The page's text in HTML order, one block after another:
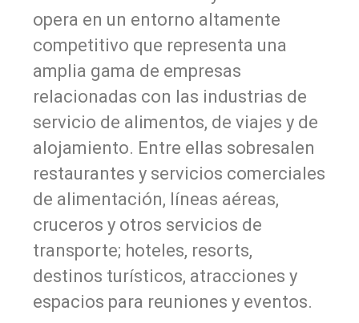
opera en un entorno altamente
competitivo que representa una
amplia gama de empresas
relacionadas con las industrias de
servicio de alimentos, de viajes y de
alojamiento. Entre ellas sobresalen
restaurantes y servicios comerciales
de alimentación, líneas aéreas,
cruceros y otros servicios de
transporte; hoteles, resorts,
destinos turísticos, atracciones y
espacios para reuniones y eventos.